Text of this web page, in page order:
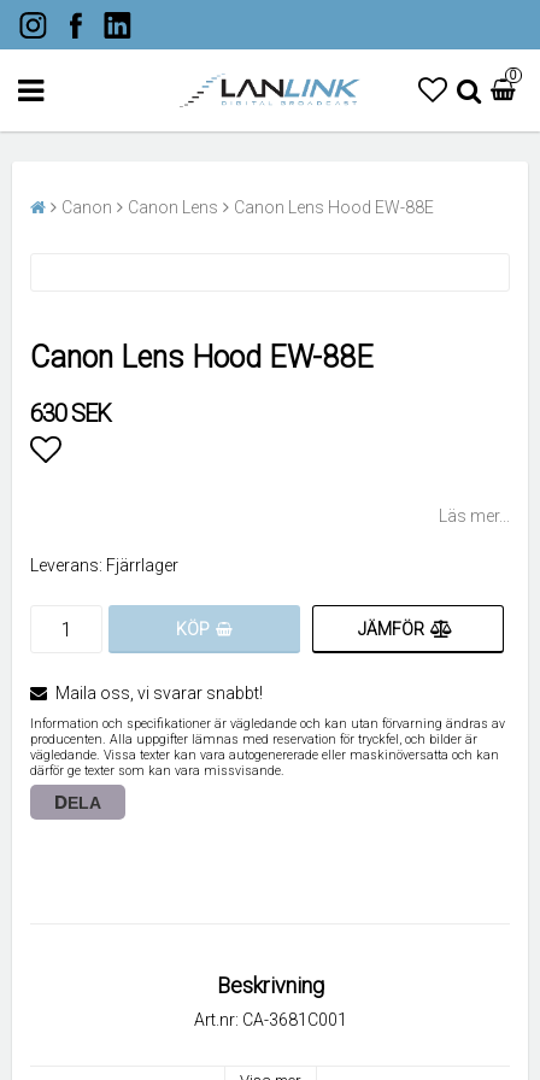
0
Canon Canon Lens Canon Lens Hood EW-88E
Canon Lens Hood EW-88E
630 SEK
Läs mer...
Leverans: Fjärrlager
KÖP JÄMFÖR
Maila oss, vi svarar snabbt!
Information och specifikationer är vägledande och kan utan förvarning ändras av
producenten. Alla uppgifter lämnas med reservation för tryckfel, och bilder är
vägledande. Vissa texter kan vara autogenererade eller maskinöversatta och kan
därför ge texter som kan vara missvisande.
DELA
Beskrivning
Art.nr: CA-3681C001